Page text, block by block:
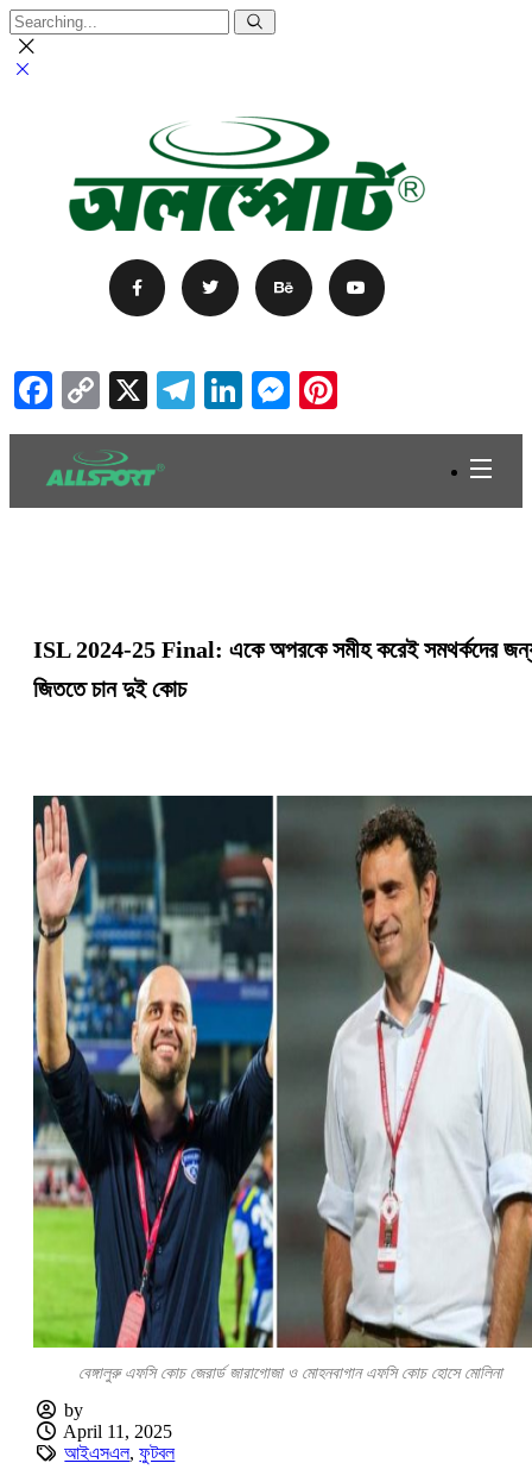
Facebook
Copy
Link
X Telegram
LinkedIn
Messenger
ISL 2024-25 Final: একে অপরকে সমীহ করেই সমথর্কদের
জিততে চান দুই কোচ
বেঙ্গালুরু এফসি কোচ জেরার্ড জারাগোজা ও মোহনবাগান এফসি কোচ হোসে মোলিনা
by
April 11, 2025
আইএসএল,ফুটবল